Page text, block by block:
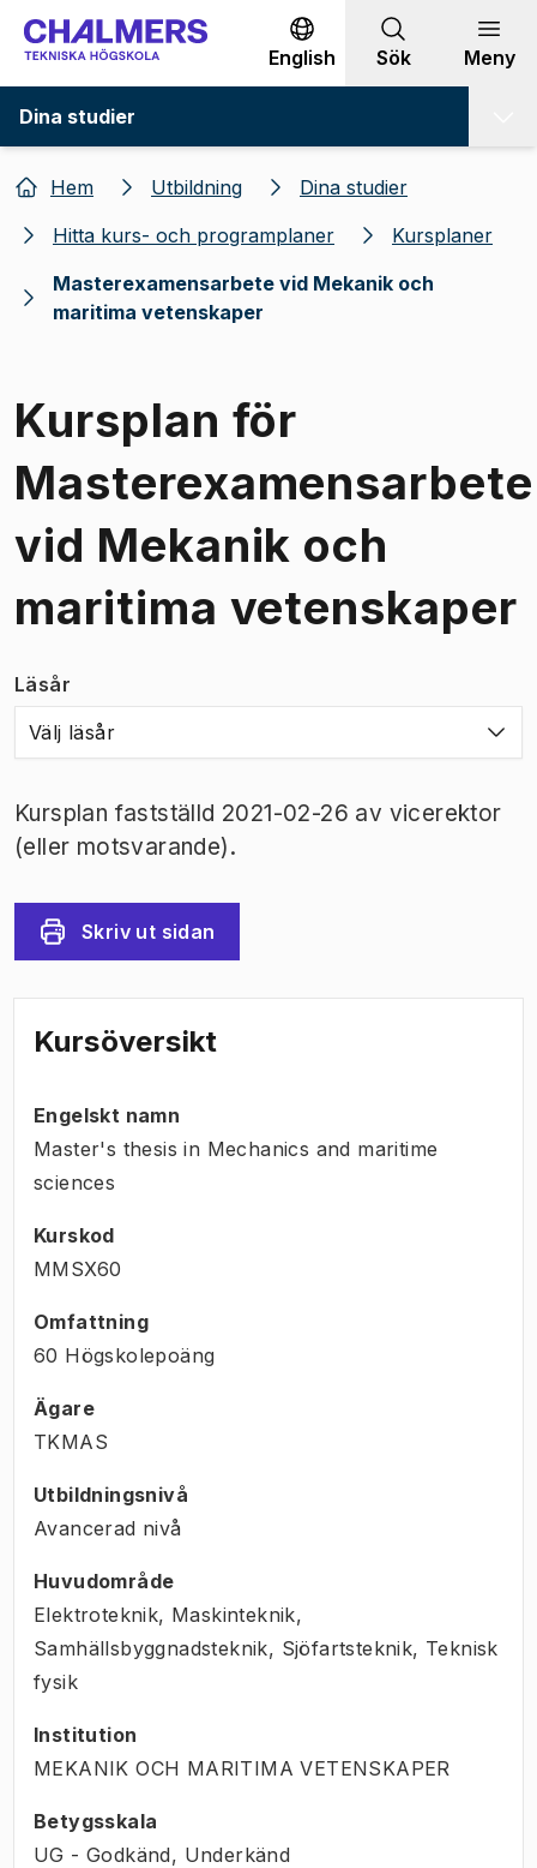
Gå till innehållet
English Sök Meny
Dina studier
Hem Utbildning
Dina studier
Hitta kurs- och programplaner
Kursplaner
Masterexamensarbete vid Mekanik och
maritima vetenskaper
Kursplan för
Masterexamensarbete
vid Mekanik och
maritima vetenskaper
Läsår
Välj läsår
Kursplan fastställd 2021-02-26 av vicerektor
(eller motsvarande).
Skriv ut sidan
Kursöversikt
Engelskt namn
Master's thesis in Mechanics and maritime
sciences
Kurskod
MMSX60
Omfattning
60 Högskolepoäng
Ägare
TKMAS
Utbildningsnivå
Avancerad nivå
Huvudområde
Elektroteknik, Maskinteknik,
Samhällsbyggnadsteknik, Sjöfartsteknik, Teknisk
fysik
Institution
MEKANIK OCH MARITIMA VETENSKAPER
Betygsskala
UG - Godkänd, Underkänd